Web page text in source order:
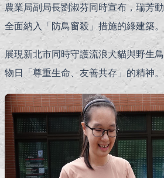
農業局副局長劉淑芬同時宣布，瑞芳
全面納入「防鳥窗殺」措施的綠建築。
展現新北市同時守護流浪犬貓與野生
物日「尊重生命、友善共存」的精神。